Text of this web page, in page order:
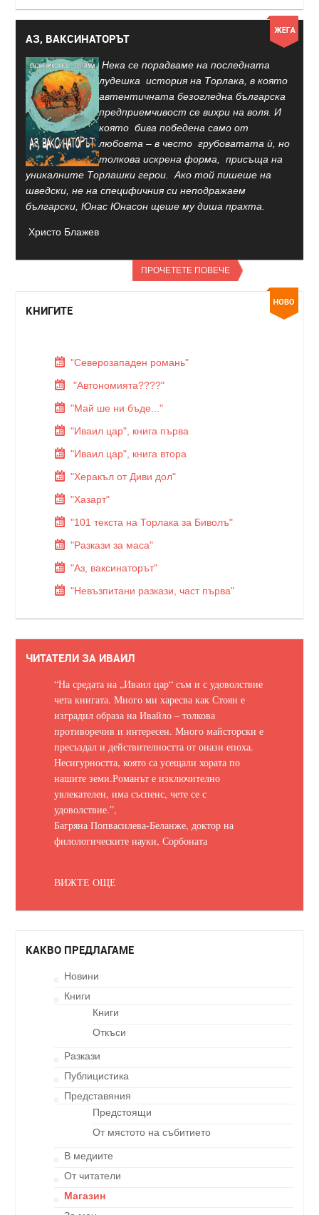
АЗ, ВАКСИНАТОРЪТ
Нека се порадваме на последната
лудешка история на Торлака, в която
автентичната безогледна българска
предприемчивост се вихри на воля. И
която бива победена само от
любовта – в често грубоватата ѝ, но
толкова искрена форма, присъща на
уникалните Торлашки герои. Ако той пишеше на
шведски, не на специфичния си неподражаем
български, Юнас Юнасон щеше му диша прахта.
Христо Блажев
ПРОЧЕТЕТЕ ПОВЕЧЕ
КНИГИТЕ
"Северозападен романь"
"Автономията????"
"Май ше ни бъде..."
"Иваил цар", книга първа
"Иваил цар", книга втора
"Херакъл от Диви дол"
"Хазарт"
"101 текста на Торлака за Биволъ"
"Разкази за маса"
"Аз, ваксинаторът"
"Невъзпитани разкази, част първа"
ЧИТАТЕЛИ ЗА ИВАИЛ
“На средата на „Иваил цар“ съм и с удоволствие
чета книгата. Много ми харесва как Стоян е
изградил образа на Ивайло – толкова
противоречив и интересен. Много майсторски е
пресъздал и действителността от онази епоха.
Несигурността, която са усещали хората по
нашите земи.Романът е изключително
увлекателен, има съспенс, чете се с
удоволствие.”,
Багряна Попвасилева-Беланже, доктор на
филологическите науки, Сорбоната
ВИЖТЕ ОЩЕ
КАКВО ПРЕДЛАГАМЕ
Новини
Книги
Книги
Откъси
Разкази
Публицистика
Представяния
Предстоящи
От мястото на събитието
В медиите
От читатели
Магазин